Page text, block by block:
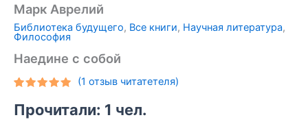
Марк Аврелий
Библиотека будущего, Все книги, Научная литература,
Философия
Наедине с собой
5.00из 5
на основе
(1 отзыв читатетеля)
Прочитали: 1 чел.